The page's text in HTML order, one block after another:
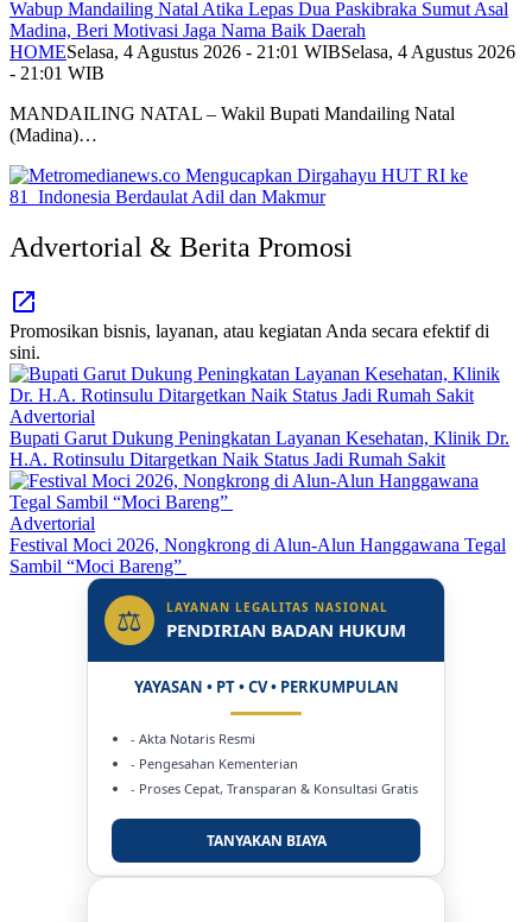
Wabup Mandailing Natal Atika Lepas Dua Paskibraka Sumut Asal
Madina, Beri Motivasi Jaga Nama Baik Daerah
HOMESelasa, 4 Agustus 2026 - 21:01 WIBSelasa, 4 Agustus 2026
- 21:01 WIB
MANDAILING NATAL – Wakil Bupati Mandailing Natal
(Madina)…
Advertorial & Berita Promosi
Promosikan bisnis, layanan, atau kegiatan Anda secara efektif di
sini.
Advertorial
Bupati Garut Dukung Peningkatan Layanan Kesehatan, Klinik Dr.
H.A. Rotinsulu Ditargetkan Naik Status Jadi Rumah Sakit
Advertorial
Festival Moci 2026, Nongkrong di Alun-Alun Hanggawana Tegal
Sambil “Moci Bareng”
⚖ LAYANAN LEGALITAS NASIONAL
PENDIRIAN BADAN HUKUM
YAYASAN • PT • CV • PERKUMPULAN
- Akta Notaris Resmi
- Pengesahan Kementerian
- Proses Cepat, Transparan & Konsultasi Gratis
TANYAKAN BIAYA